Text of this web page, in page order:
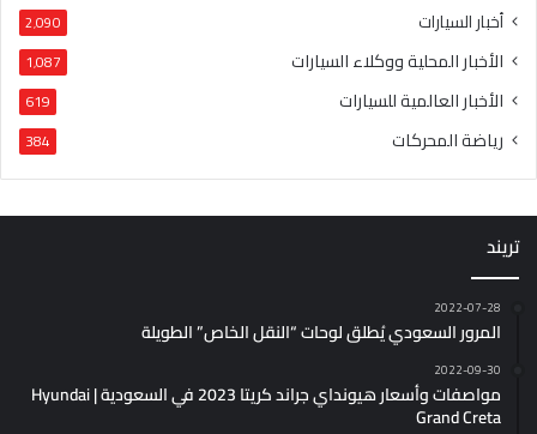
أخبار السيارات 2٬090
الأخبار المحلية ووكلاء السيارات 1٬087
الأخبار العالمية للسيارات 619
رياضة المحركات 384
تريند
2022-07-28
المرور السعودي يُطلق لوحات “النقل الخاص” الطويلة
2022-09-30
مواصفات وأسعار هيونداي جراند كريتا 2023 في السعودية | Hyundai
Grand Creta